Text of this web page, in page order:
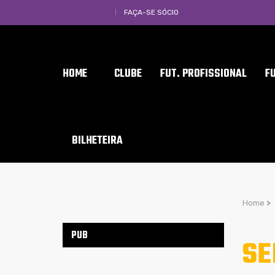
FAÇA-SE SÓCIO
HOME CLUBE FUT. PROFISSIONAL
BILHETEIRA
Home >
PUB